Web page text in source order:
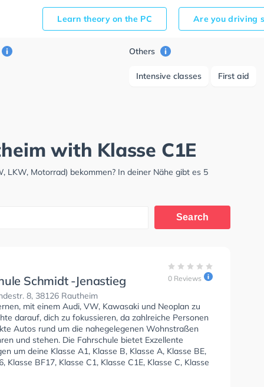
Learn theory on the PC Are you driving
Others
Intensive classes First aid
with Klasse C1E
LKW, Motorrad) bekommen? In deiner Nähe gibt es 5
Search
Schmidt -Jenastieg
8, 38126 Rautheim
0 Reviews
mit einem Audi, VW, Kawasaki und Neoplan zu
darauf, dich zu fokussieren, da zahlreiche Personen
Autos rund um die nahegelegenen Wohnstraßen
und stehen. Die Fahrschule bietet Exzellente
um deine Klasse A1, Klasse B, Klasse A, Klasse BE,
Klasse BF17, Klasse C1, Klasse C1E, Klasse C, Klasse
D1, Klasse DE1, Klasse D, Klasse DE, Klasse L, Klasse T,